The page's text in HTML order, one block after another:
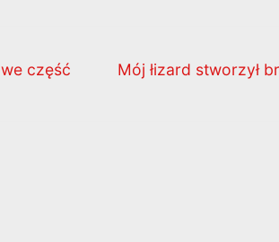
część
Następny
Mój łizard stworzył